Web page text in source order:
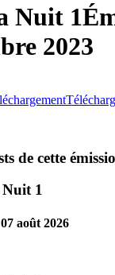
Nuit 1
2023
de cette
1
août 2026